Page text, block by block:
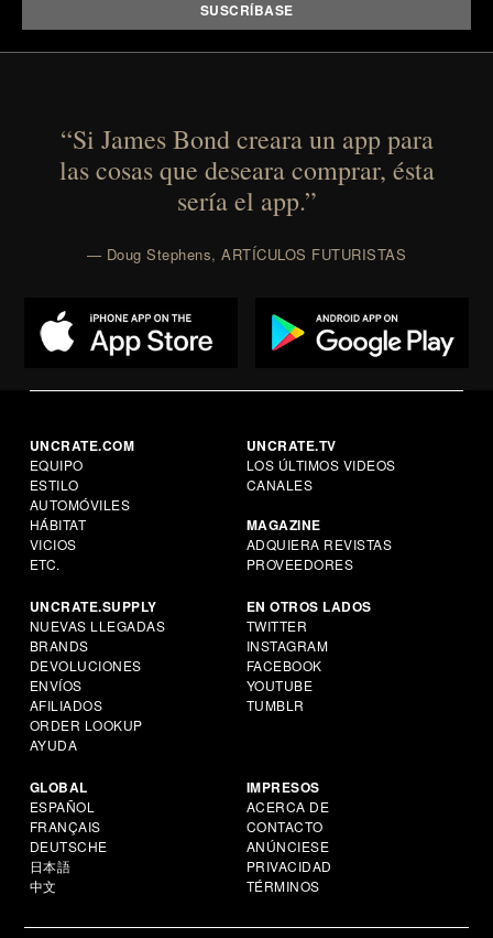
“Si James Bond creara un app para
las cosas que deseara comprar, ésta
sería el app.”
— Doug Stephens, ARTÍCULOS FUTURISTAS
UNCRATE.COM
EQUIPO
ESTILO
AUTOMÓVILES
HÁBITAT
VICIOS
ETC.
UNCRATE.TV
LOS ÚLTIMOS VIDEOS
CANALES
MAGAZINE
ADQUIERA REVISTAS
PROVEEDORES
UNCRATE.SUPPLY
NUEVAS LLEGADAS
BRANDS
DEVOLUCIONES
ENVÍOS
AFILIADOS
ORDER LOOKUP
AYUDA
EN OTROS LADOS
TWITTER
INSTAGRAM
FACEBOOK
YOUTUBE
TUMBLR
GLOBAL
ESPAÑOL
FRANÇAIS
DEUTSCHE
日本語
中文
IMPRESOS
ACERCA DE
CONTACTO
ANÚNCIESE
PRIVACIDAD
TÉRMINOS